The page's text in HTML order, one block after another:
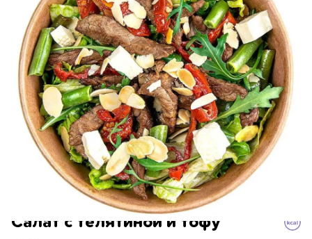
Салат с телятиной и тофу